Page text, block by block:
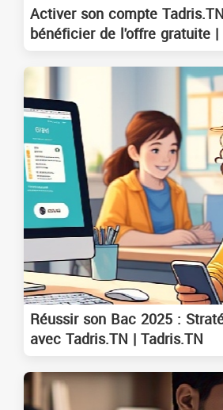
Activer son compte
bénéficier de l'offre gratuite |
Réussir son Bac 2025 :
avec Tadris.TN | Tadris.TN